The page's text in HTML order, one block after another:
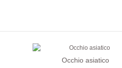
Occhio asiatico